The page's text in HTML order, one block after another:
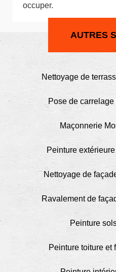
occuper.
AUTRES
Nettoyage de
Pose de
Maçonnerie
Peinture
Nettoyage de
Ravalement de
Peinture
Peinture toiture et